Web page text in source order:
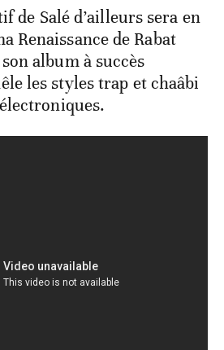
de Salé d’ailleurs sera en
Renaissance de Rabat
album à succès
les styles trap et chaâbi